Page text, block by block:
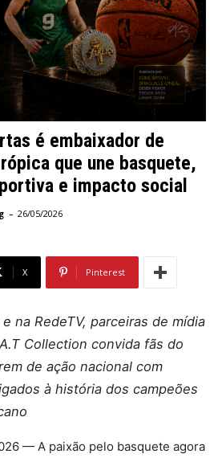
é embaixador de
que une basquete,
e impacto social
- 26/05/2026
X Pinterest
na RedeTV, parceiras de mídia
Collection convida fãs do
de ação nacional com
à história dos campeões
— A paixão pelo basquete agora